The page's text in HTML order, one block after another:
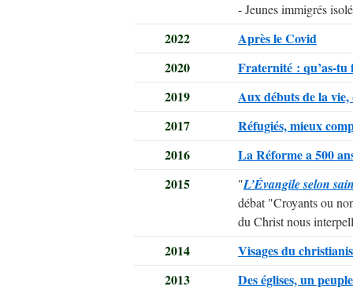
- Jeunes immigrés
2022
Après le Covid
2020
Fraternité : qu’as-
2019
Aux débuts de la
2017
Réfugiés, mieux
2016
La Réforme a 500
2015
"L’Évangile selon
débat "Croyants ou
du Christ nous
2014
Visages du
2013
Des églises, un